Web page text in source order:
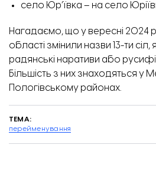
село Юр’ївка – на село
Нагадаємо, що у вересні 2024
області змінили назви 13-ти сіл,
радянські наративи або
Більшість з них знаходяться у
Пологівському районах.
ТЕМА:
перейменування